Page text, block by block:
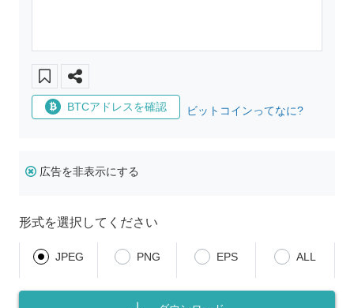
BTCアドレスを確認 ビットコインってなに?
広告を非表示にする
形式を選択してください
JPEG PNG EPS ALL